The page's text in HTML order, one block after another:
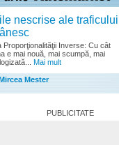
nescrise ale traficului
Proporţionalităţii Inverse: Cu cât
e mai nouă, mai scumpă, mai
Mai mult
Mester
PUBLICITATE